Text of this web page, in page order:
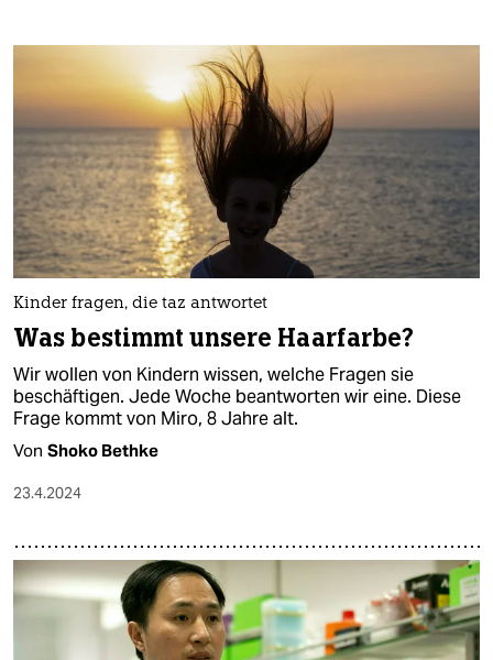
Kinder fragen, die taz antwortet
Was bestimmt unsere Haarfarbe?
Wir wollen von Kindern wissen, welche Fragen sie
beschäftigen. Jede Woche beantworten wir eine. Diese
Frage kommt von Miro, 8 Jahre alt.
Von Shoko Bethke
23.4.2024